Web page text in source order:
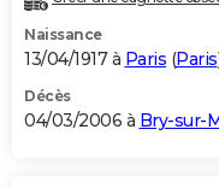
Naissance
13/04/1917 à Paris (Paris
Décès
04/03/2006 à Bry-sur-